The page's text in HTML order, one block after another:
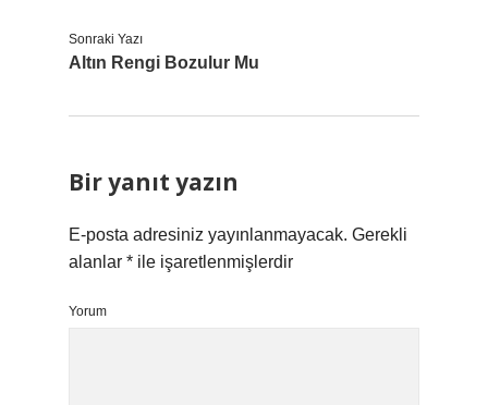
Sonraki Yazı
Altın Rengi Bozulur Mu
Bir yanıt yazın
E-posta adresiniz yayınlanmayacak. Gerekli
alanlar * ile işaretlenmişlerdir
Yorum